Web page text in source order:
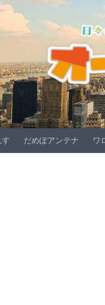
す だめぽアンテナ ワ